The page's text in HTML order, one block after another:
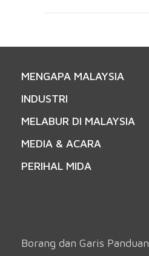
MENGAPA MALAYSIA
INDUSTRI
MELABUR DI MALAYSIA
MEDIA & ACARA
PERIHAL MIDA
Borang dan Garis Panduan